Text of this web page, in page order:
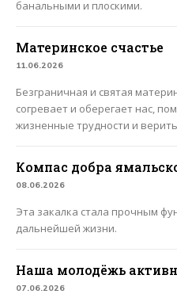
банальными и плоскими.
Материнское счастье
11.06.2026
Безграничная и святая
согревает и оберегает нас,
жизненные трудности и
Компас добра
08.06.2026
Эта закалка стала прочным
дальнейшей жизни.
Наша молодёжь
07.06.2026